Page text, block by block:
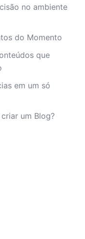
no ambiente
do Momento
que
em um só
um Blog?